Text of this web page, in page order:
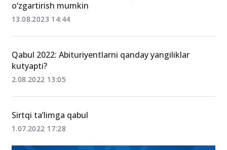
o‘zgartirish mumkin
13.08.2023 14:44
Qabul 2022: Abituriyentlarni qanday yangiliklar
kutyapti?
2.08.2022 13:05
Sirtqi ta’limga qabul
1.07.2022 17:28